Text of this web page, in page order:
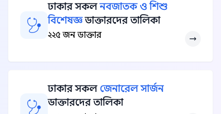
ঢাকার সকলনবজাতক ও শিশু
বিশেষজ্ঞডাক্তারদের তালিকা
২২৫ জন ডাক্তার
ঢাকার সকল জেনারেল সার্জন
ডাক্তারদের তালিকা